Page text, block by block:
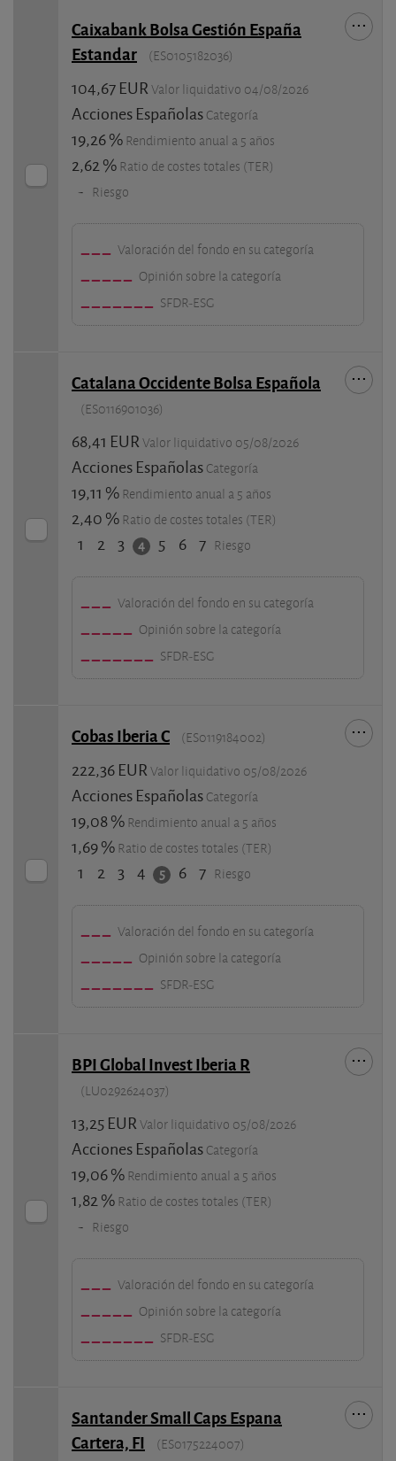
Caixabank Bolsa Gestión España
Estandar
(ES0105182036)
104,67 EUR Valor liquidativo 04/08/2026
Acciones Españolas Categoría
19,26 % Rendimiento anual a 5 años
2,62 % Ratio de costes totales (TER)
- Riesgo
Valoración del fondo en su categoría
Opinión sobre la categoría
SFDR-ESG
Catalana Occidente Bolsa Española
(ES0116901036)
68,41 EUR Valor liquidativo 05/08/2026
Acciones Españolas Categoría
19,11 % Rendimiento anual a 5 años
2,40 % Ratio de costes totales (TER)
1 2 3 4 5 6 7 Riesgo
Valoración del fondo en su categoría
Opinión sobre la categoría
SFDR-ESG
Cobas Iberia C (ES0119184002)
222,36 EUR Valor liquidativo 05/08/2026
Acciones Españolas Categoría
19,08 % Rendimiento anual a 5 años
1,69 % Ratio de costes totales (TER)
1 2 3 4 5 6 7 Riesgo
Valoración del fondo en su categoría
Opinión sobre la categoría
SFDR-ESG
BPI Global Invest Iberia R
(LU0292624037)
13,25 EUR Valor liquidativo 05/08/2026
Acciones Españolas Categoría
19,06 % Rendimiento anual a 5 años
1,82 % Ratio de costes totales (TER)
- Riesgo
Valoración del fondo en su categoría
Opinión sobre la categoría
SFDR-ESG
Santander Small Caps Espana
Cartera, FI
(ES0175224007)